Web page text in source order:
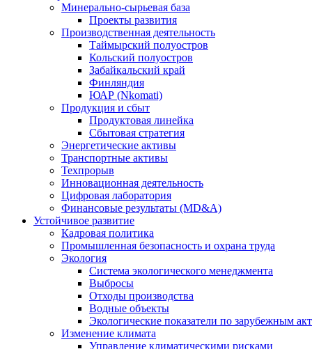
Минерально-сырьевая база
Проекты развития
Производственная деятельность
Таймырский полуостров
Кольский полуостров
Забайкальский край
Финляндия
ЮАР (Nkomati)
Продукция и сбыт
Продуктовая линейка
Сбытовая стратегия
Энергетические активы
Транспортные активы
Техпрорыв
Инновационная деятельность
Цифровая лаборатория
Финансовые результаты (MD&A)
Устойчивое развитие
Кадровая политика
Промышленная безопасность и охрана труда
Экология
Система экологического менеджмента
Выбросы
Отходы производства
Водные объекты
Экологические показатели по зарубежным
Изменение климата
Управление климатическими рисками